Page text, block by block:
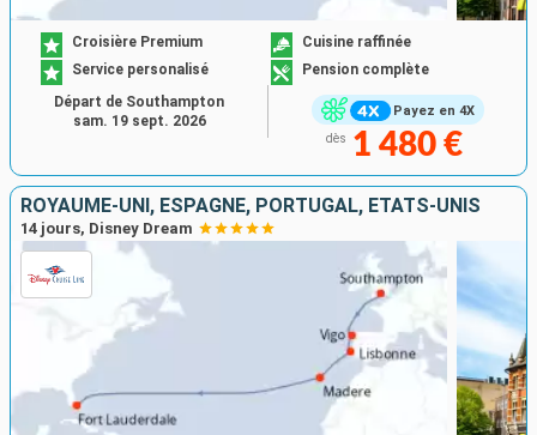
Payez en 4X
Croisière Premium
Cuisine raffinée
Service personalisé
Pension complète
dès 1 480 €
Départ de Southampton
sam. 19 sept. 2026
ROYAUME-UNI, ESPAGNE, PORTUGAL, ÉTATS-UNIS
14 jours, Disney Dream